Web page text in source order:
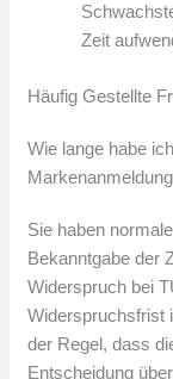
Zeit
Häufig Gestellte
Wie lange habe
Sie haben
Bekanntgabe der
Widerspruch bei
Widerspruchsfrist
der Regel, dass
Entscheidung